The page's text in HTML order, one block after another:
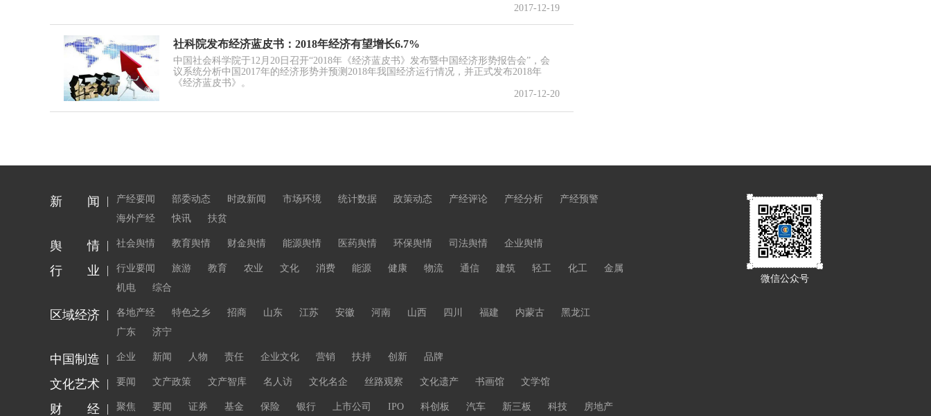
2017-12-19
社科院发布经济蓝皮书：2018年经济有望增长6.7%
中国社会科学院于12月20日召开“2018年《经济蓝皮书》发布暨中国经济形势报告会”，会
议系统分析中国2017年的经济形势并预测2018年我国经济运行情况，并正式发布2018年
《经济蓝皮书》。
2017-12-20
微信公众号
新 闻 产经要闻 部委动态 时政新闻 市场环境 统计数据 政策动态 产经评论 产经分析
产经预警
海外产经
快讯 扶贫
舆 情 社会舆情 教育舆情 财金舆情 能源舆情 医药舆情 环保舆情 司法舆情 企业舆情
行 业 行业要闻 旅游 教育 农业 文化 消费 能源 健康 物流 通信 建筑 轻工 化工
金属
机电
综合
区域经济 各地产经 特色之乡 招商 山东 江苏 安徽 河南 山西 四川 福建 内蒙古
黑龙江
广东
济宁
中国制造 企业 新闻 人物 责任 企业文化 营销 扶持 创新 品牌
文化艺术 要闻 文产政策 文产智库 名人访 文化名企 丝路观察 文化遗产 书画馆 文学馆
财 经 聚焦 要闻 证券 基金 保险 银行 上市公司 IPO 科创板 汽车 新三板 科技 房地产